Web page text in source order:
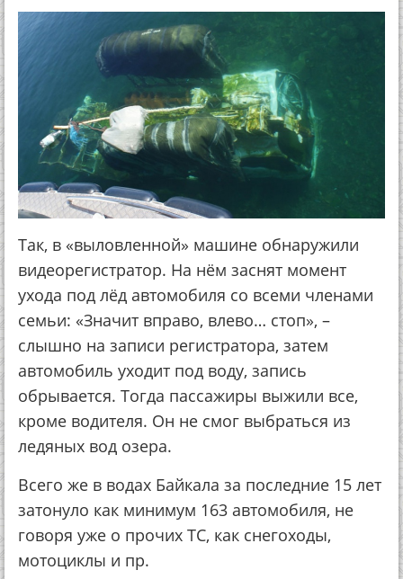
Так, в «выловленной» машине обнаружили
видеорегистратор. На нём заснят момент
ухода под лёд автомобиля со всеми членами
семьи: «Значит вправо, влево… стоп», –
слышно на записи регистратора, затем
автомобиль уходит под воду, запись
обрывается. Тогда пассажиры выжили все,
кроме водителя. Он не смог выбраться из
ледяных вод озера.
Всего же в водах Байкала за последние 15 лет
затонуло как минимум 163 автомобиля, не
говоря уже о прочих ТС, как снегоходы,
мотоциклы и пр.